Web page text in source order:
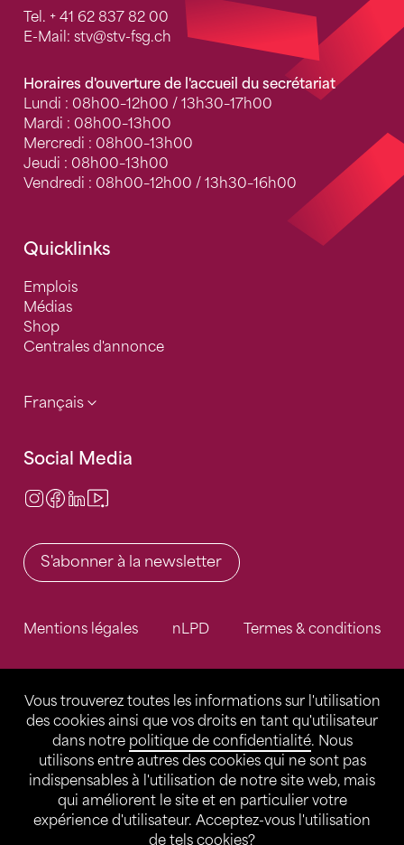
Vous trouverez toutes les informations sur l'utilisation
des cookies ainsi que vos droits en tant qu'utilisateur
dans notre politique de confidentialité. Nous
utilisons entre autres des cookies qui ne sont pas
indispensables à l'utilisation de notre site web, mais
qui améliorent le site et en particulier votre
expérience d'utilisateur. Acceptez-vous l'utilisation
de tels cookies?
Tel. + 41 62 837 82 00
E-Mail: stv@stv-fsg.ch
Horaires d'ouverture de l'accueil du secrétariat
Lundi : 08h00–12h00 / 13h30–17h00
Mardi : 08h00–13h00
Mercredi : 08h00–13h00
Jeudi : 08h00–13h00
Vendredi : 08h00–12h00 / 13h30–16h00
Quicklinks
Emplois
Médias
Shop
Centrales d'annonce
Français
Social Media
Instagram
Facebook
LinkedIn
S'abonner à la newsletter
Mentions légales nLPD Termes & conditions